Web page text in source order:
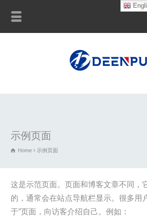
示例页面
Home 示例页面
这是示范页面。页面和博客文章不同，
的，通常会在站点导航栏显示。很多用
于”页面，向访客介绍自己。例如：